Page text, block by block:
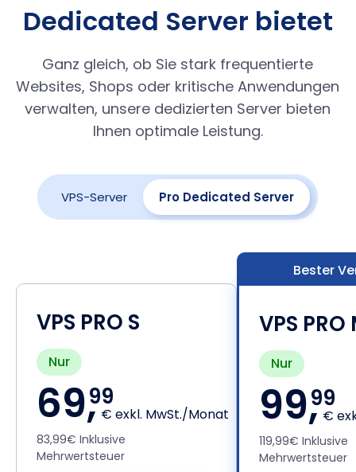
Dedicated Server bietet
Ganz gleich, ob Sie stark frequentierte
Websites, Shops oder kritische Anwendungen
verwalten, unsere dedizierten Server bieten
Ihnen optimale Leistung.
VPS-Server Pro Dedicated Server
VPS PRO S
Nur
69,99
€ exkl. MwSt./Monat
83,99€ Inklusive
Mehrwertsteuer
Bester
VPS PRO
Nur
99,99
€
119,99€ Inklusive
Mehrwertsteuer